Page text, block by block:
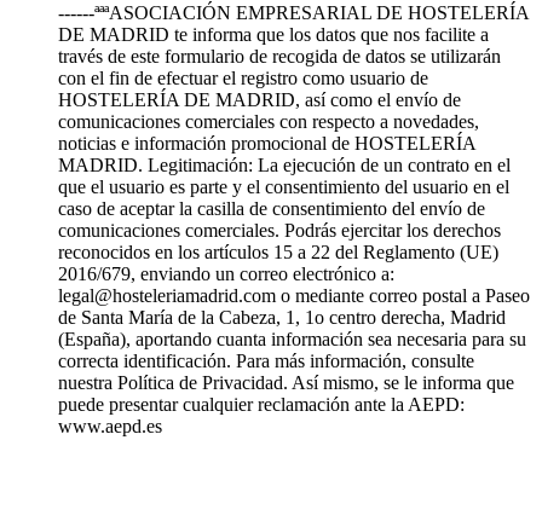
------ªªªASOCIACIÓN EMPRESARIAL DE HOSTELERÍA
DE MADRID te informa que los datos que nos facilite a
través de este formulario de recogida de datos se utilizarán
con el fin de efectuar el registro como usuario de
HOSTELERÍA DE MADRID, así como el envío de
comunicaciones comerciales con respecto a novedades,
noticias e información promocional de HOSTELERÍA
MADRID. Legitimación: La ejecución de un contrato en el
que el usuario es parte y el consentimiento del usuario en el
caso de aceptar la casilla de consentimiento del envío de
comunicaciones comerciales. Podrás ejercitar los derechos
reconocidos en los artículos 15 a 22 del Reglamento (UE)
2016/679, enviando un correo electrónico a:
legal@hosteleriamadrid.com o mediante correo postal a Paseo
de Santa María de la Cabeza, 1, 1o centro derecha, Madrid
(España), aportando cuanta información sea necesaria para su
correcta identificación. Para más información, consulte
nuestra Política de Privacidad. Así mismo, se le informa que
puede presentar cualquier reclamación ante la AEPD:
www.aepd.es